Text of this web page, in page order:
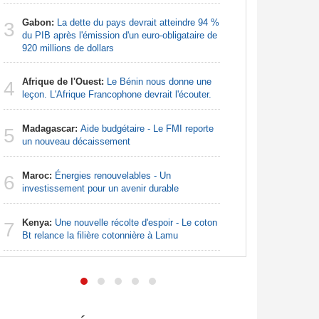
3 Gabon: La dette du pays devrait atteindre 94 %
du PIB après l'émission d'un euro-obligataire de
920 millions de dollars
4 Afrique de l'Ouest: Le Bénin nous donne une
leçon. L'Afrique Francophone devrait l'écouter.
5 Madagascar: Aide budgétaire - Le FMI reporte
un nouveau décaissement
6 Maroc: Énergies renouvelables - Un
investissement pour un avenir durable
7 Kenya: Une nouvelle récolte d'espoir - Le coton
Bt relance la filière cotonnière à Lamu